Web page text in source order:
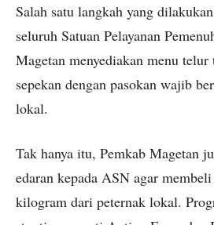
Salah satu langkah yang
seluruh Satuan Pelayanan
Magetan menyediakan menu
sepekan dengan pasokan wajib
lokal.
Tak hanya itu, Pemkab Magetan
edaran kepada ASN agar
kilogram dari peternak lokal.